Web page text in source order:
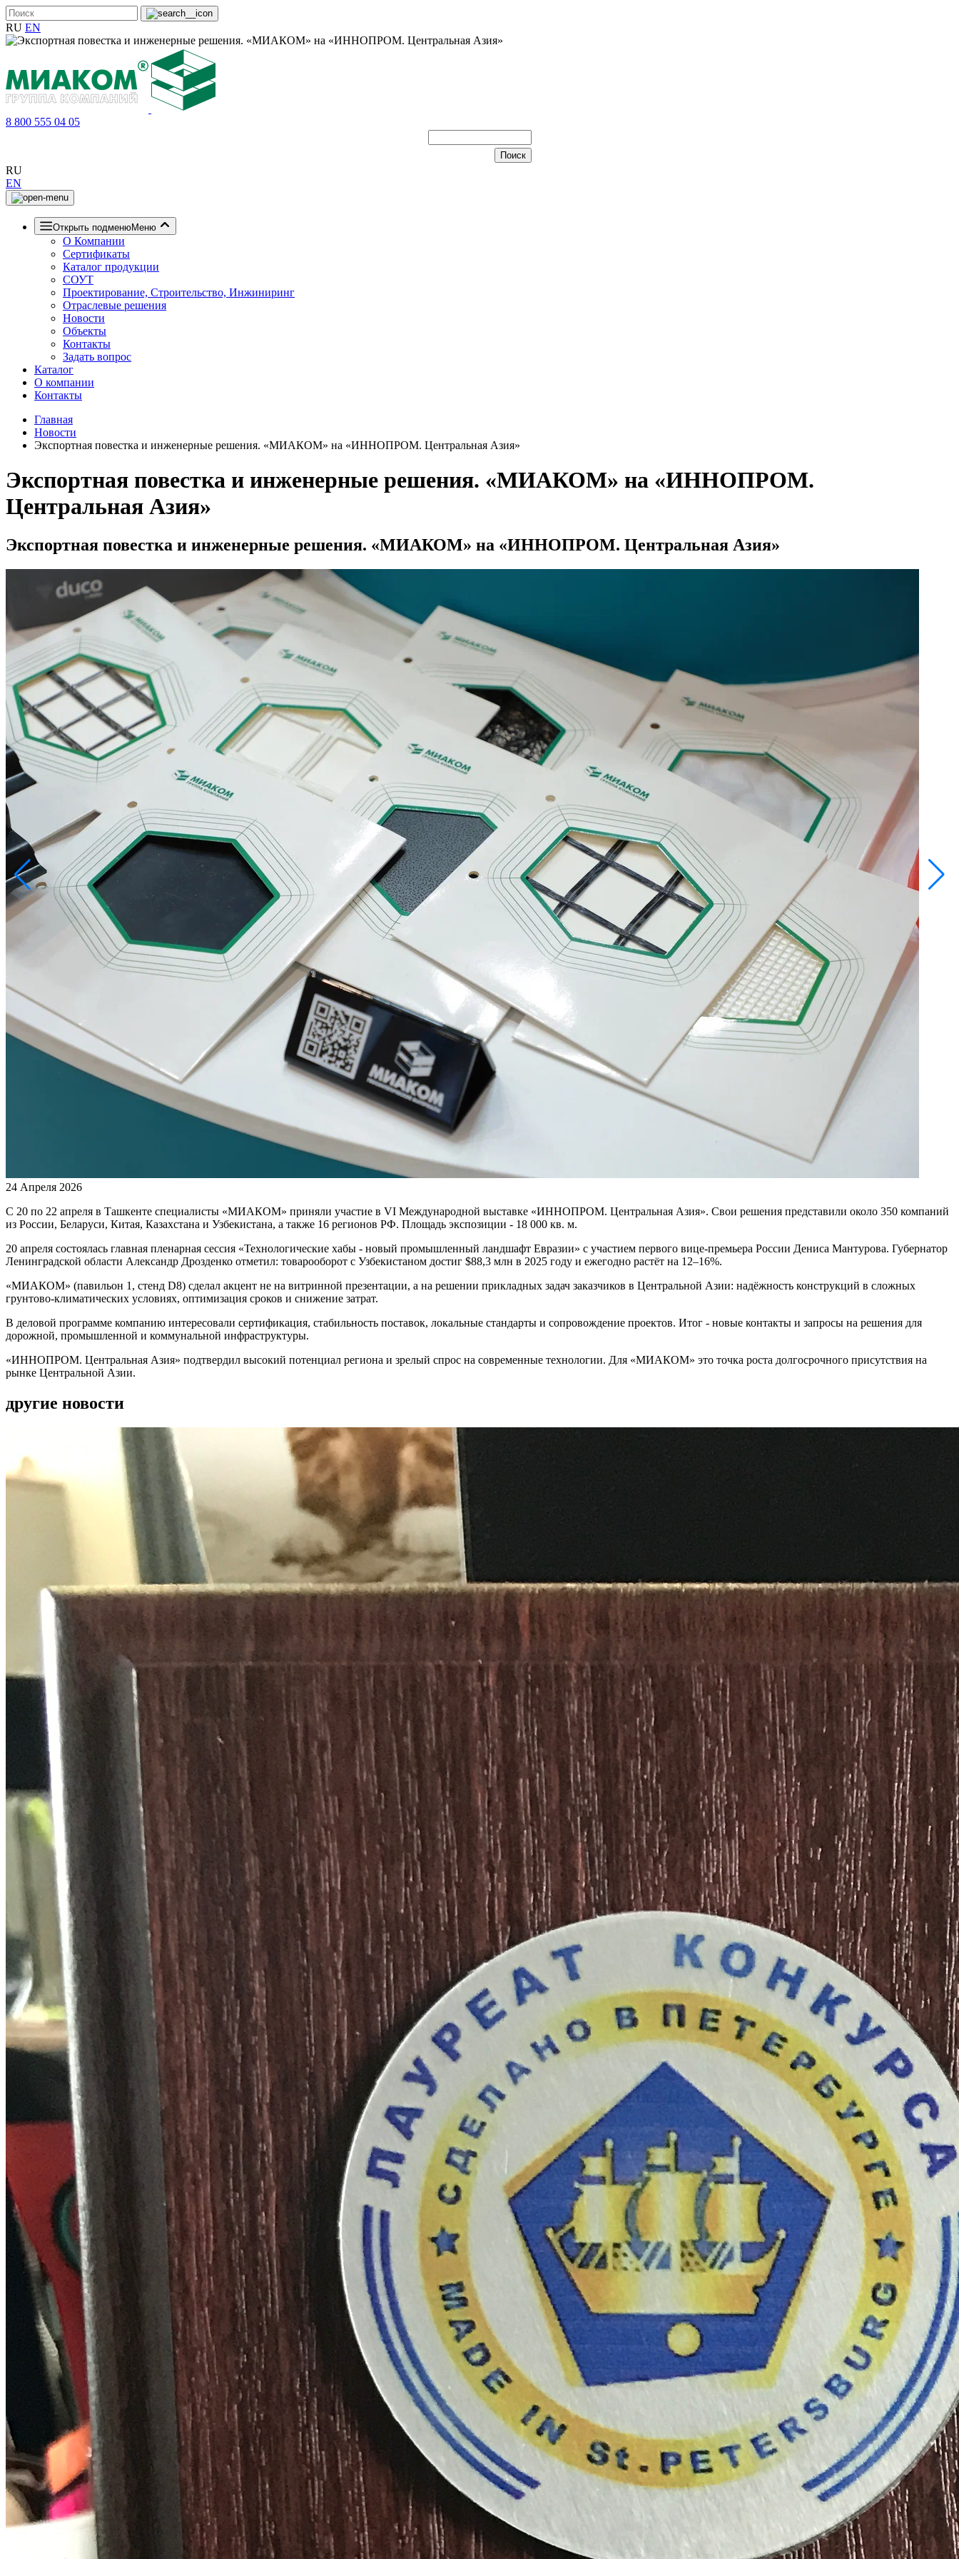
RU EN
8 800 555 04 05
RU
EN
Открыть подменюМеню
О Компании
Сертификаты
Каталог продукции
СОУТ
Проектирование, Строительство, Инжиниринг
Отраслевые решения
Новости
Объекты
Контакты
Задать вопрос
Каталог
О компании
Контакты
Главная
Новости
Экспортная повестка и инженерные решения. «МИАКОМ» на «ИННОПРОМ. Центральная Азия»
Экспортная повестка и инженерные решения. «МИАКОМ» на «ИННОПРОМ.
Центральная Азия»
Экспортная повестка и инженерные решения. «МИАКОМ» на «ИННОПРОМ. Центральная Азия»
24 Апреля 2026
С 20 по 22 апреля в Ташкенте специалисты «МИАКОМ» приняли участие в VI Международной выставке «ИННОПРОМ. Центральная Азия». Свои решения представили около 350 компаний
из России, Беларуси, Китая, Казахстана и Узбекистана, а также 16 регионов РФ. Площадь экспозиции - 18 000 кв. м.
20 апреля состоялась главная пленарная сессия «Технологические хабы - новый промышленный ландшафт Евразии» с участием первого вице-премьера России Дениса Мантурова. Губернатор
Ленинградской области Александр Дрозденко отметил: товарооборот с Узбекистаном достиг $88,3 млн в 2025 году и ежегодно растёт на 12–16%.
«МИАКОМ» (павильон 1, стенд D8) сделал акцент не на витринной презентации, а на решении прикладных задач заказчиков в Центральной Азии: надёжность конструкций в сложных
грунтово-климатических условиях, оптимизация сроков и снижение затрат.
В деловой программе компанию интересовали сертификация, стабильность поставок, локальные стандарты и сопровождение проектов. Итог - новые контакты и запросы на решения для
дорожной, промышленной и коммунальной инфраструктуры.
«ИННОПРОМ. Центральная Азия» подтвердил высокий потенциал региона и зрелый спрос на современные технологии. Для «МИАКОМ» это точка роста долгосрочного присутствия на
рынке Центральной Азии.
другие новости